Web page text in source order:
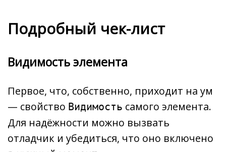
Подробный чек-лист
Видимость элемента
Первое, что, собственно, приходит на ум
— свойство Видимость самого элемента.
Для надёжности можно вызвать
отладчик и убедиться, что оно включено